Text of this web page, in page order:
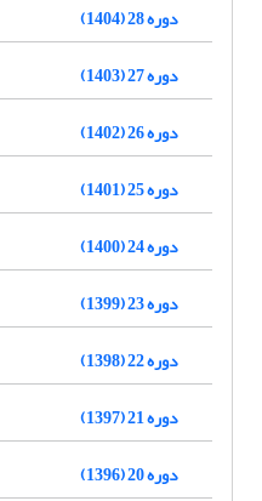
دوره 28 (1404)
دوره 27 (1403)
دوره 26 (1402)
دوره 25 (1401)
دوره 24 (1400)
دوره 23 (1399)
دوره 22 (1398)
دوره 21 (1397)
دوره 20 (1396)